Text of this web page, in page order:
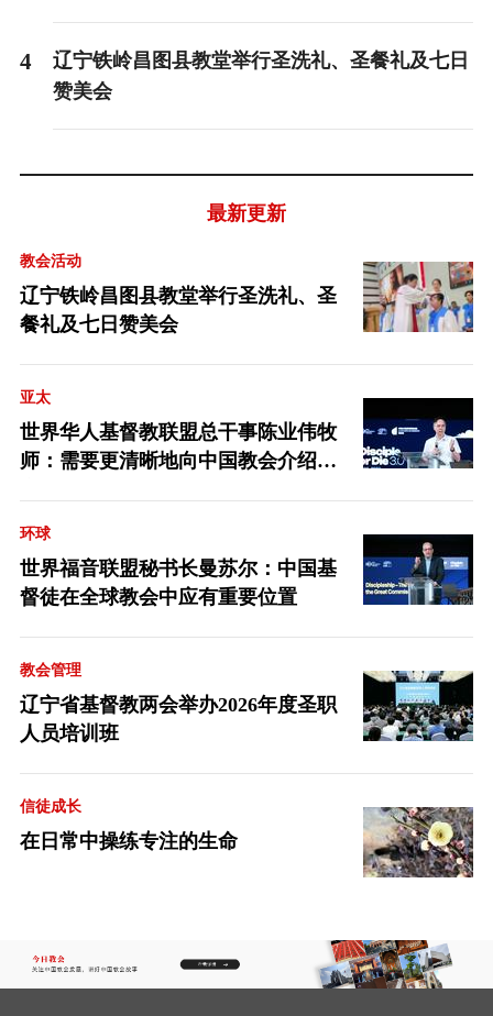
4
辽宁铁岭昌图县教堂举行圣洗礼、圣餐礼及七日
赞美会
最新更新
教会活动
辽宁铁岭昌图县教堂举行圣洗礼、圣
餐礼及七日赞美会
亚太
世界华人基督教联盟总干事陈业伟牧
师：需要更清晰地向中国教会介绍福
环球
世界福音联盟秘书长曼苏尔：中国基
督徒在全球教会中应有重要位置
教会管理
辽宁省基督教两会举办2026年度圣职
人员培训班
信徒成长
在日常中操练专注的生命